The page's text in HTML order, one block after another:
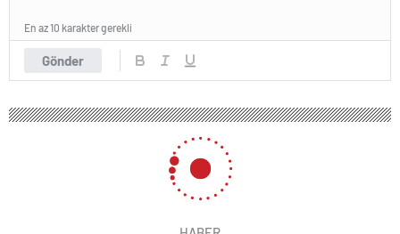
Gönder
En az 10 karakter gerekli